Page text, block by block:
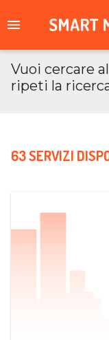
Vuoi cercare
ripeti la
63 SERVIZI